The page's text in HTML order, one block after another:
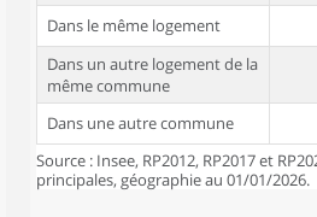
Dans le même logement
Dans un autre logement de la
même commune
Dans une autre commune
Source : Insee, RP2012, RP2017 et
principales, géographie au 01/01/2026.